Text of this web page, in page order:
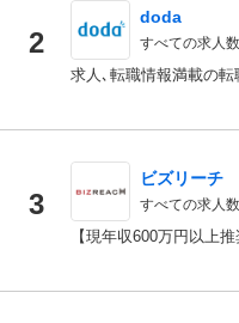
2
doda
すべての求人数
求人､転職情報満載の転
3
ビズリーチ
すべての求人数
【現年収600万円以上